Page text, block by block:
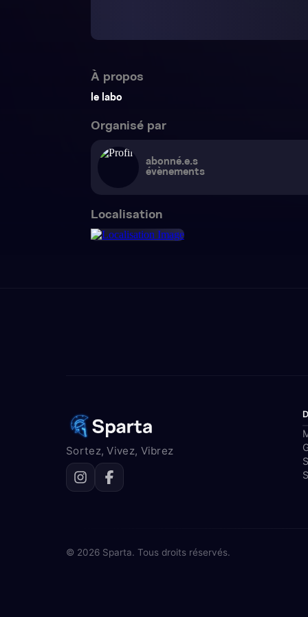
À propos
le labo
Organisé par
abonné.e.s
évènements
Localisation
Sortez, Vivez, Vibrez
© 2026 Sparta. Tous droits réservés.